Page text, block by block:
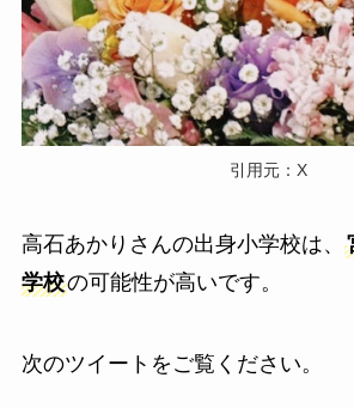
引用元：X
高石あかりさんの出身小学校は、
学校の可能性が高いです。
次のツイートをご覧ください。